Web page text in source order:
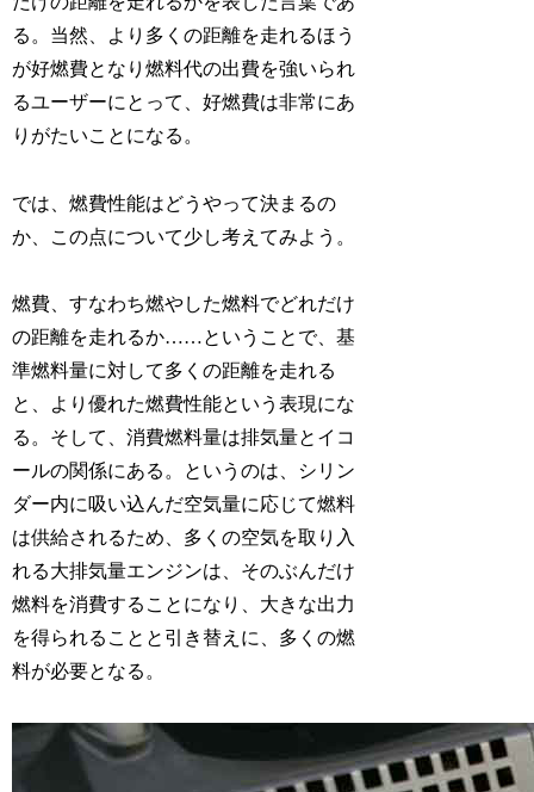
る。当然、より多くの距離を走れるほう
が好燃費となり燃料代の出費を強いられ
るユーザーにとって、好燃費は非常にあ
りがたいことになる。
では、燃費性能はどうやって決まるの
か、この点について少し考えてみよう。
燃費、すなわち燃やした燃料でどれだけ
の距離を走れるか……ということで、基
準燃料量に対して多くの距離を走れる
と、より優れた燃費性能という表現にな
る。そして、消費燃料量は排気量とイコ
ールの関係にある。というのは、シリン
ダー内に吸い込んだ空気量に応じて燃料
は供給されるため、多くの空気を取り入
れる大排気量エンジンは、そのぶんだけ
燃料を消費することになり、大きな出力
を得られることと引き替えに、多くの燃
料が必要となる。